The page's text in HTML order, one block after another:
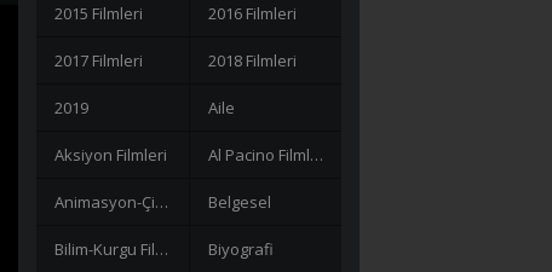
2015 Filmleri 2016 Filmleri
2017 Filmleri 2018 Filmleri
2019 Aile
Aksiyon Filmleri Al Pacino Filmleri
Animasyon-Çizgi Filmler Belgesel
Bilim-Kurgu Filmleri Biyografi